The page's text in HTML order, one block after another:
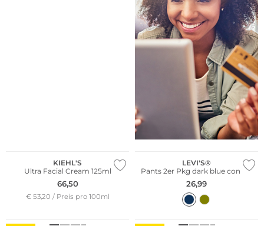
KIEHL'S
Ultra Facial Cream 125ml
66,50
€ 53,20 / Preis pro 100ml
Multi Pack
LEVI'S®
Pants 2er Pkg dark blue combo
26,99